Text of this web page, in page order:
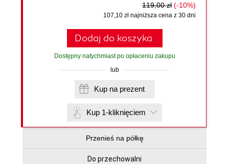
119,00 zł (-10%)
107,10 zł najniższa cena z 30 dni
Dodaj do koszyka
Dostępny natychmiast po opłaceniu zakupu
lub
Kup na prezent
Kup 1-kliknięciem
Przenieś na półkę
Do przechowalni